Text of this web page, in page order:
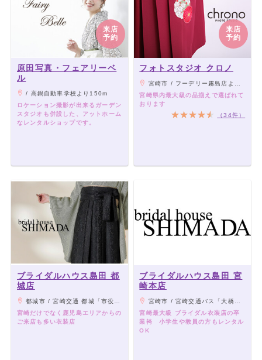
来店
予約
原田写真・フェアリーベ
ル
/ 高鍋自動車学校より150m
ロケーション撮影が出来るガーデン
スタジオも併設した、アットホーム
なレンタルショップです。
来店
予約
フォトスタジオ クロノ
宮崎市 / フーデリー霧島店より徒歩1分
宮崎県内最大級の品揃えで選ばれて
おります
（34件）
ブライダルハウス島田 都
城店
都城市 / 宮崎交通 都城「市役所前」停留所から徒歩０分
宮崎だけでなく鹿児島エリアからの
ご来店も多い衣装店
ブライダルハウス島田 宮
崎本店
宮崎市 / 宮崎交通バス「大橋３丁目」停留所正面
宮崎最大級 ブライダル衣装店の卒
業袴 小学生や教員の方もレンタル
OK